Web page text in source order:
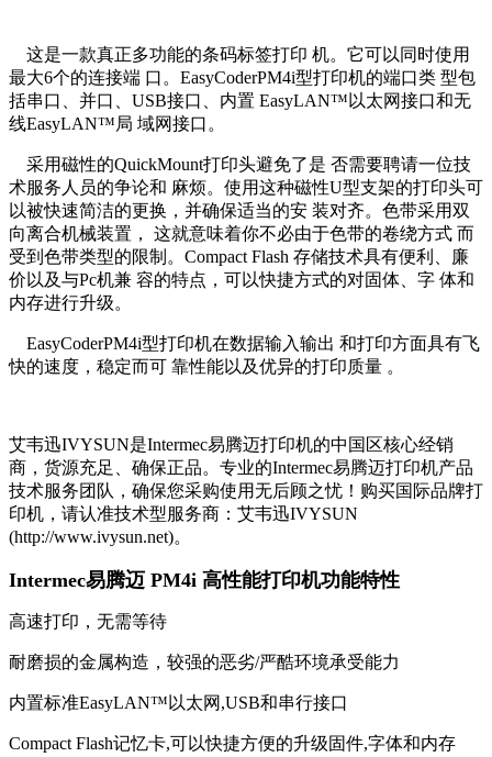
这是一款真正多功能的条码标签打印 机。它可以同时使用
最大6个的连接端 口。EasyCoderPM4i型打印机的端口类 型包
括串口、并口、USB接口、内置 EasyLAN™以太网接口和无
线EasyLAN™局 域网接口。
采用磁性的QuickMount打印头避免了是 否需要聘请一位技
术服务人员的争论和 麻烦。使用这种磁性U型支架的打印头可
以被快速简洁的更换，并确保适当的安 装对齐。色带采用双
向离合机械装置， 这就意味着你不必由于色带的卷绕方式 而
受到色带类型的限制。Compact Flash 存储技术具有便利、廉
价以及与Pc机兼 容的特点，可以快捷方式的对固体、字 体和
内存进行升级。
EasyCoderPM4i型打印机在数据输入输出 和打印方面具有飞
快的速度，稳定而可 靠性能以及优异的打印质量 。
艾韦迅IVYSUN是Intermec易腾迈打印机的中国区核心经销
商，货源充足、确保正品。专业的Intermec易腾迈打印机产品
技术服务团队，确保您采购使用无后顾之忧！购买国际品牌打
印机，请认准技术型服务商：艾韦迅IVYSUN
(http://www.ivysun.net)。
Intermec易腾迈 PM4i 高性能打印机功能特性
高速打印，无需等待
耐磨损的金属构造，较强的恶劣/严酷环境承受能力
内置标准EasyLAN™以太网,USB和串行接口
Compact Flash记忆卡,可以快捷方便的升级固件,字体和内存